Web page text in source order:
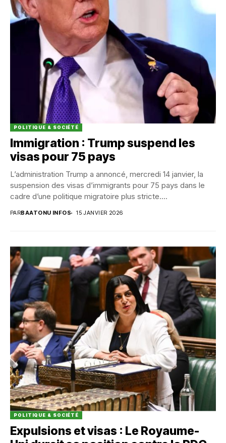
POLITIQUE & SOCIÉTÉ
Immigration : Trump suspend les
visas pour 75 pays
L’administration Trump a annoncé, mercredi 14 janvier, la
suspension des visas d’immigrants pour 75 pays dans le
cadre d’une politique migratoire plus stricte....
PARBAATONU INFOS 15 JANVIER 2026
POLITIQUE & SOCIÉTÉ
Expulsions et visas : Le Royaume-